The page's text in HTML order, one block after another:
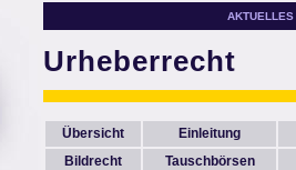
AKTUELLES
Urheberrecht
Übersicht
Einleitung
Bildrecht
Tauschbörsen